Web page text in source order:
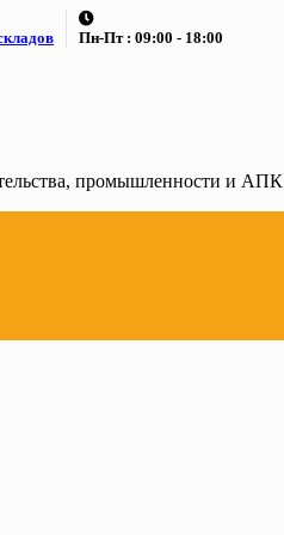
Пн-Пт : 09:00 - 18:00
промышленности и АПК